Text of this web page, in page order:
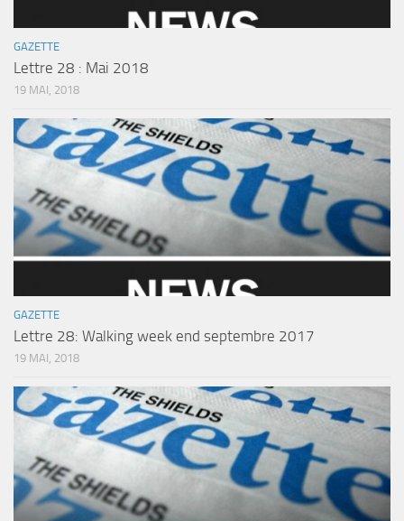
GAZETTE
Lettre 28 : Mai 2018
19 MAI, 2018
GAZETTE
Lettre 28: Walking week end septembre 2017
19 MAI, 2018